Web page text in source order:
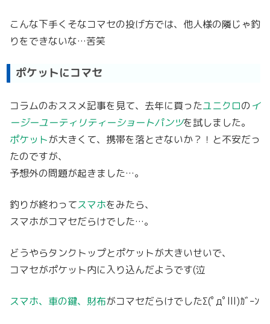
こんな下手くそなコマセの投げ方では、他人様の隣じゃ釣
りをできないな…苦笑
ポケットにコマセ
コラムのおススメ記事を見て、去年に買ったユニクロのイ
ージーユーティリティーショートパンツを試しました。
ポケットが大きくて、携帯を落とさないか？！と不安だっ
たのですが、
予想外の問題が起きました…。
釣りが終わってスマホをみたら、
スマホがコマセだらけでした…。
どうやらタンクトップとポケットが大きいせいで、
コマセがポケット内に入り込んだようです(泣
スマホ、車の鍵、財布がコマセだらけでしたΣ(ﾟдﾟlll)ｶﾞｰﾝ